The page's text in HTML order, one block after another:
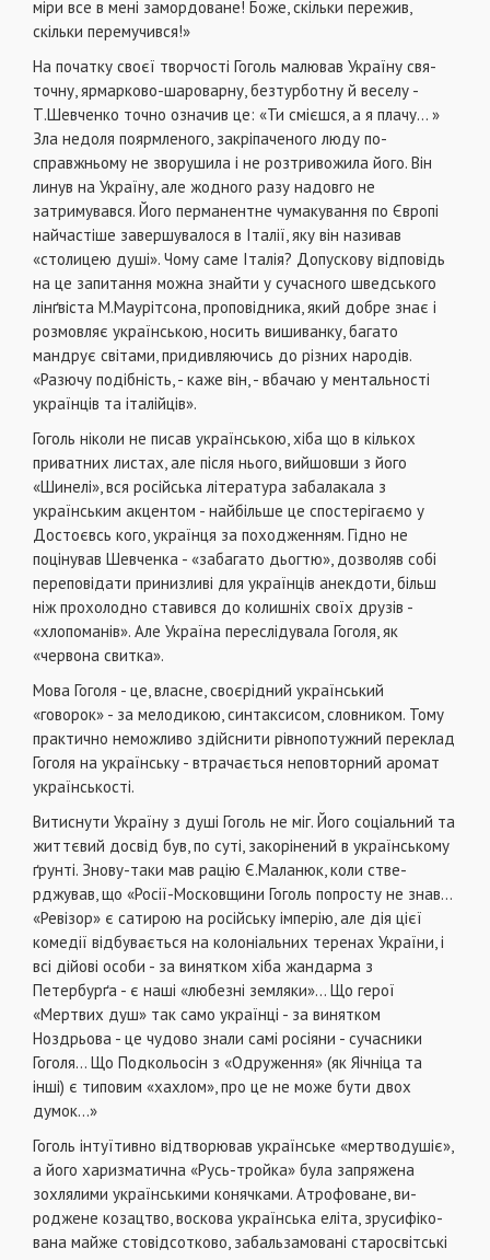
міри все в мені замордоване! Боже, скільки пере­жив,
скільки перемучився!»
На початку своєї творчості Гоголь малював Україну свя­
точну, ярмарково-шароварну, безтурботну й веселу -
Т.Шевченко точно означив це: «Ти смієшся, а я плачу... »
Зла недоля поярмленого, закріпаченого люду по-
справжньо­му не зворушила і не розтривожила його. Він
линув на Україну, але жодного разу надовго не
затримувався. Його пер­манентне чумакування по Європі
найчастіше завершува­лося в Італії, яку він називав
«столицею душі». Чому саме Італія? Допускову відповідь
на це запитання можна знайти у сучасного шведського
лінґвіста М.Маурітсона, проповід­ника, який добре знає і
розмовляє українською, носить вишиванку, багато
мандрує світами, придивляючись до різ­них народів.
«Разючу подібність, - каже він, - вбачаю у ментальності
українців та італійців».
Гоголь ніколи не писав українською, хіба що в кількох
приватних листах, але після нього, вийшовши з його
«Шинелі», вся російська література забалакала з
українським акцентом - найбільше це спостерігаємо у
Достоєвсь кого, українця за походженням. Гідно не
поцінував Шев­ченка - «забагато дьогтю», дозволяв собі
переповідати принизливі для українців анекдоти, більш
ніж прохолод­но ставився до колишніх своїх друзів -
«хлопоманів». Але Україна переслідувала Гоголя, як
«червона свитка».
Мова Гоголя - це, власне, своєрідний український
«говорок» - за мелодикою, синтаксисом, словником. Тому
практично неможливо здійснити рівнопотужний переклад
Гоголя на українську - втрачається неповторний аромат
українськості.
Витиснути Україну з душі Гоголь не міг. Його соціаль­ний та
життєвий досвід був, по суті, закорінений в україн­ському
ґрунті. Знову-таки мав рацію Є.Маланюк, коли стве­
рджував, що «Росії-Московщини Гоголь попросту не знав...
«Ревізор» є сатирою на російську імперію, але дія цієї
комедії відбувається на колоніальних теренах України, і
всі дійові особи - за винятком хіба жандарма з
Петербурґа - є наші «любезні земляки»... Що герої
«Мертвих душ» так само українці - за винятком
Ноздрьова - це чудово знали самі росіяни - сучасники
Гоголя... Що Подкольосін з «Одруження» (як Яічніца та
інші) є типовим «хахлом», про це не може бути двох
думок...»
Гоголь інтуїтивно відтворював українське «мертводушіє»,
а його харизматична «Русь-тройка» була запряже­на
зохлялими українськими конячками. Атрофоване, ви­
роджене козацтво, воскова українська еліта, зрусифіко­
вана майже стовідсотково, забальзамовані старосвітські